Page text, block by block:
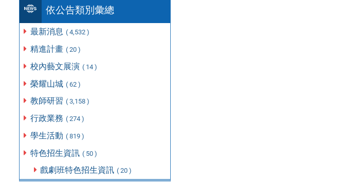
依公告類別彙總
最新消息 ( 4,532 )
精進計畫 ( 20 )
校內藝文展演 ( 14 )
榮耀山城 ( 62 )
教師研習 ( 3,158 )
行政業務 ( 274 )
學生活動 ( 819 )
特色招生資訊 ( 50 )
戲劇班特色招生資訊 ( 20 )